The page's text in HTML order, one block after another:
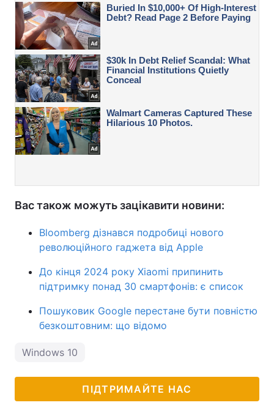
Вас також можуть зацікавити новини:
Bloomberg дізнався подробиці нового
революційного гаджета від Apple
До кінця 2024 року Xiaomi припинить
підтримку понад 30 смартфонів: є список
Пошуковик Google перестане бути повністю
безкоштовним: що відомо
Windows 10
ПІДТРИМАЙТЕ НАС